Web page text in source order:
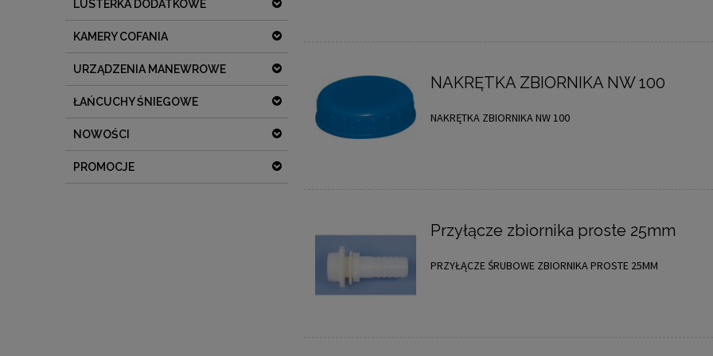
LUSTERKA DODATKOWE
KAMERY COFANIA
URZĄDZENIA MANEWROWE
ŁAŃCUCHY ŚNIEGOWE
NOWOŚCI
PROMOCJE
NAKRĘTKA ZBIORNIKA NW 100
NAKRĘTKA ZBIORNIKA NW 100
Przyłącze zbiornika proste 25mm
PRZYŁĄCZE ŚRUBOWE ZBIORNIKA PROSTE 25MM